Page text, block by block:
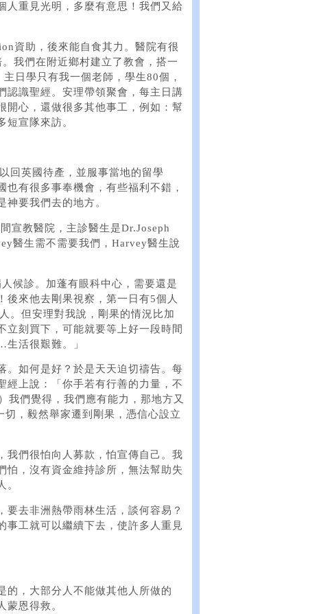
人重見光明，多麼有意思！我們又給
資助，後來能自食其力。醫院有很
我們在附近鄉村建立了教會，搭一
日學只有我一個老師，學生80個，
認識聖經。安理帶領聚會，每主日講
開心，還做很多其他事工，例如：幫
短宣隊來訪。
回英國待產，並服事當地的留學
有很多事奉機會，有些福利不錯，
神要我們去的地方。
宣教醫院，主診醫生是Dr.Joseph
醫生需不需要我們，Harvey醫生說
候診。加蓬有眼科中心，需要還是
後來他去剛果視察，第一日有5個人
。但安理對我說，剛果的情況比加
立刻買下，可能就要等上好一段時間
活很艱難。」
。如何是好？於是天天迫切禱告。每
經上說：「你手若有行善的力量，不
我們覺得，我們應有能力，那地方又
，毅然舉家遷到剛果，憑信心設立
我們很怕向人募款，怕宣傳自己。我
怕，沒有資金維持診所，無法幫助失
。
去非洲熱帶雨林生活，談何容易？
事工就可以繼續下去，使許多人重見
的，大部分人不能做其他人所做的
蒙恩得救。